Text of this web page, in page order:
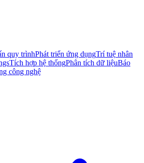
quy trìnhPhát triển ứng dụngTrí tuệ nhân
Tích hợp hệ thốngPhân tích dữ liệuBáo
công nghệ